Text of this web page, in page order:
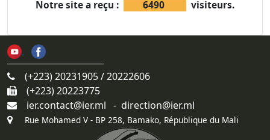
Notre site a reçu : 6490 visiteurs.
(+223) 20231905 / 20222606
(+223) 20223775
ier.contact@ier.ml - direction@ier.ml
Rue Mohamed V - BP 258, Bamako, République du Mali